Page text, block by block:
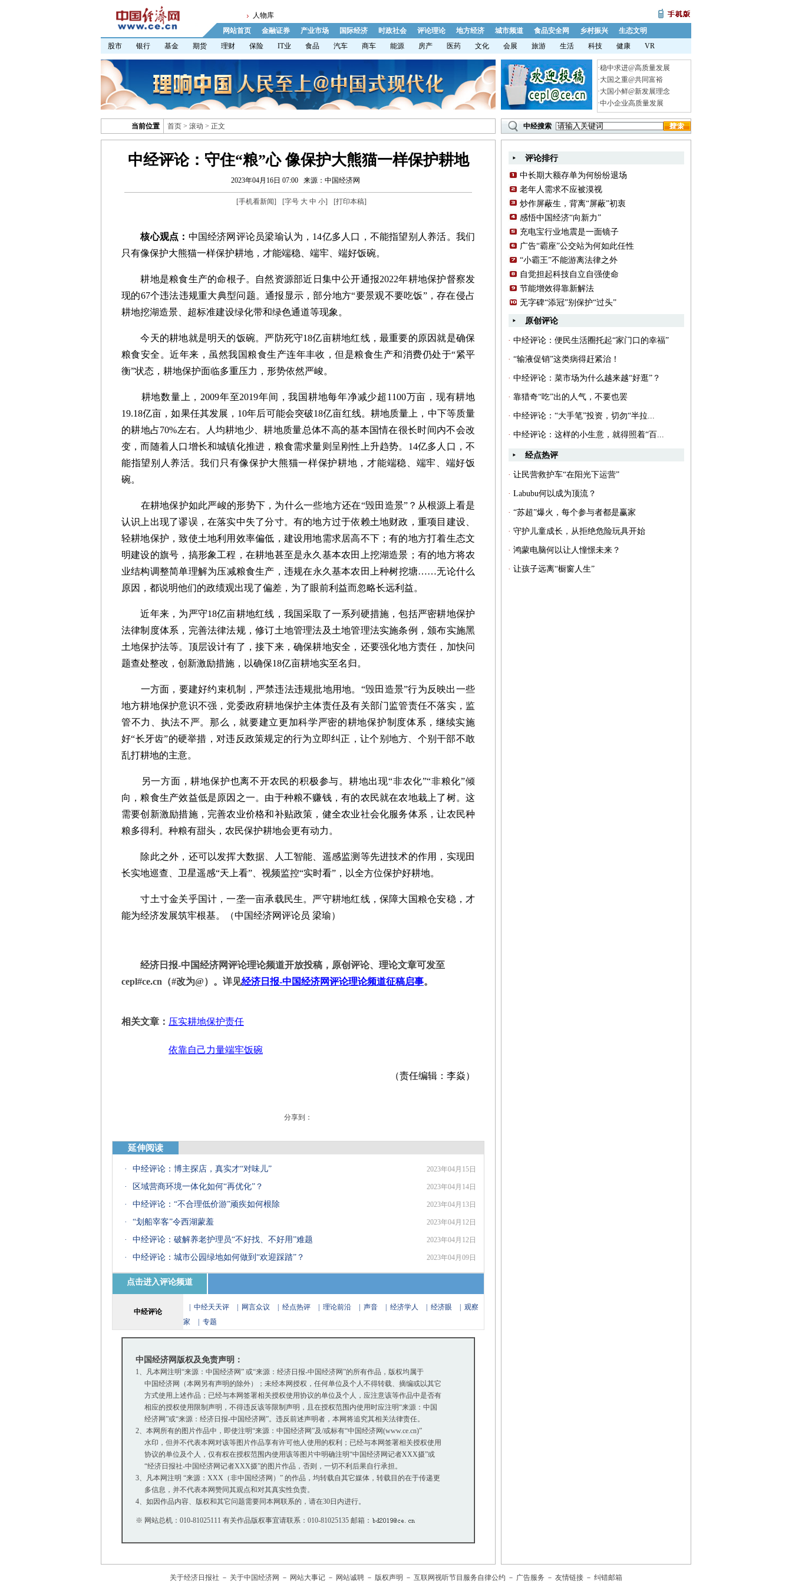
人物库
网站首页
金融证券 产业市场 国际经济 时政社会 评论理论 地方经济 城市频道 食品安全网 乡村振兴
生态文明
股市
银行 基金 期货 理财 保险 IT业 食品 汽车 商车 能源 房产 医药 文化 会展 旅游 生活 科技 健康 VR
·稳中求进@高质量发展
·大国之重@共同富裕
·大国小鲜@新发展理念
·中小企业高质量发展
当前位置 首页 > 滚动 > 正文 中经搜索
中经评论：守住“粮”心 像保护大熊猫一样保护耕地
2023年04月16日 07:00 来源：中国经济网
[手机看新闻] [字号 大 中 小] [打印本稿]
核心观点： 中国经济网评论员梁瑜认为，14亿多人口，不能指望别人养活。我们
只有像保护大熊猫一样保护耕地，才能端稳、端牢、端好饭碗。
耕地是粮食生产的命根子。自然资源部近日集中公开通报2022年耕地保护督察发
现的67个违法违规重大典型问题。通报显示，部分地方“要景观不要吃饭”，存在侵占
耕地挖湖造景、超标准建设绿化带和绿色通道等现象。
今天的耕地就是明天的饭碗。严防死守18亿亩耕地红线，最重要的原因就是确保
粮食安全。近年来，虽然我国粮食生产连年丰收，但是粮食生产和消费仍处于“紧平
衡”状态，耕地保护面临多重压力，形势依然严峻。
耕地数量上，2009年至2019年间，我国耕地每年净减少超1100万亩，现有耕地
19.18亿亩，如果任其发展，10年后可能会突破18亿亩红线。耕地质量上，中下等质量
的耕地占70%左右。人均耕地少、耕地质量总体不高的基本国情在很长时间内不会改
变，而随着人口增长和城镇化推进，粮食需求量则呈刚性上升趋势。14亿多人口，不
能指望别人养活。我们只有像保护大熊猫一样保护耕地，才能端稳、端牢、端好饭
碗。
在耕地保护如此严峻的形势下，为什么一些地方还在“毁田造景”？从根源上看是
认识上出现了谬误，在落实中失了分寸。有的地方过于依赖土地财政，重项目建设、
轻耕地保护，致使土地利用效率偏低，建设用地需求居高不下；有的地方打着生态文
明建设的旗号，搞形象工程，在耕地甚至是永久基本农田上挖湖造景；有的地方将农
业结构调整简单理解为压减粮食生产，违规在永久基本农田上种树挖塘……无论什么
原因，都说明他们的政绩观出现了偏差，为了眼前利益而忽略长远利益。
近年来，为严守18亿亩耕地红线，我国采取了一系列硬措施，包括严密耕地保护
法律制度体系，完善法律法规，修订土地管理法及土地管理法实施条例，颁布实施黑
土地保护法等。顶层设计有了，接下来，确保耕地安全，还要强化地方责任，加快问
题查处整改，创新激励措施，以确保18亿亩耕地实至名归。
一方面，要建好约束机制，严禁违法违规批地用地。“毁田造景”行为反映出一些
地方耕地保护意识不强，党委政府耕地保护主体责任及有关部门监管责任不落实，监
管不力、执法不严。那么，就要建立更加科学严密的耕地保护制度体系，继续实施
好“长牙齿”的硬举措，对违反政策规定的行为立即纠正，让个别地方、个别干部不敢
乱打耕地的主意。
另一方面，耕地保护也离不开农民的积极参与。耕地出现“非农化”“非粮化”倾
向，粮食生产效益低是原因之一。由于种粮不赚钱，有的农民就在农地栽上了树。这
需要创新激励措施，完善农业价格和补贴政策，健全农业社会化服务体系，让农民种
粮多得利。种粮有甜头，农民保护耕地会更有动力。
除此之外，还可以发挥大数据、人工智能、遥感监测等先进技术的作用，实现田
长实地巡查、卫星遥感“天上看”、视频监控“实时看”，以全方位保护好耕地。
寸土寸金关乎国计，一垄一亩承载民生。严守耕地红线，保障大国粮仓安稳，才
能为经济发展筑牢根基。（中国经济网评论员 梁瑜）
经济日报-中国经济网评论理论频道开放投稿，原创评论、理论文章可发至
cepl#ce.cn（#改为@）。详见经济日报-中国经济网评论理论频道征稿启事。
相关文章： 压实耕地保护责任
依靠自己力量端牢饭碗
（责任编辑：李焱）
分享到：
延伸阅读
· 中经评论：博主探店，真实才“对味儿” 2023年04月15日
· 区域营商环境一体化如何“再优化”？ 2023年04月14日
· 中经评论：“不合理低价游”顽疾如何根除 2023年04月13日
· “划船宰客”令西湖蒙羞 2023年04月12日
· 中经评论：破解养老护理员“不好找、不好用”难题 2023年04月12日
· 中经评论：城市公园绿地如何做到“欢迎踩踏”？ 2023年04月09日
点击进入评论频道
中经评论
中经天天评 网言众议 经点热评 理论前沿 声音 经济学人 经济眼
观察
家
专题
中国经济网版权及免责声明：
1、凡本网注明“来源：中国经济网” 或“来源：经济日报-中国经济网”的所有作品，版权均属于
中国经济网（本网另有声明的除外）；未经本网授权，任何单位及个人不得转载、摘编或以其它
方式使用上述作品；已经与本网签署相关授权使用协议的单位及个人，应注意该等作品中是否有
相应的授权使用限制声明，不得违反该等限制声明，且在授权范围内使用时应注明“来源：中国
经济网”或“来源：经济日报-中国经济网”。违反前述声明者，本网将追究其相关法律责任。
2、本网所有的图片作品中，即使注明“来源：中国经济网”及/或标有“中国经济网(www.ce.cn)”
水印，但并不代表本网对该等图片作品享有许可他人使用的权利；已经与本网签署相关授权使用
协议的单位及个人，仅有权在授权范围内使用该等图片中明确注明“中国经济网记者XXX摄”或
“经济日报社-中国经济网记者XXX摄”的图片作品，否则，一切不利后果自行承担。
3、凡本网注明 “来源：XXX（非中国经济网）” 的作品，均转载自其它媒体，转载目的在于传递更
多信息，并不代表本网赞同其观点和对其真实性负责。
4、如因作品内容、版权和其它问题需要同本网联系的，请在30日内进行。
※ 网站总机：010-81025111 有关作品版权事宜请联系：010-81025135 邮箱：
评论排行
中长期大额存单为何纷纷退场
老年人需求不应被漠视
炒作屏蔽生，背离“屏蔽”初衷
感悟中国经济“向新力”
充电宝行业地震是一面镜子
广告“霸座”公交站为何如此任性
“小霸王”不能游离法律之外
自觉担起科技自立自强使命
节能增效得靠新解法
无字碑“添冠”别保护“过头”
原创评论
· 中经评论：便民生活圈托起“家门口的幸福”
· “输液促销”这类病得赶紧治！
· 中经评论：菜市场为什么越来越“好逛”？
· 靠猎奇“吃”出的人气，不要也罢
· 中经评论：“大手笔”投资，切勿“半拉...
· 中经评论：这样的小生意，就得照着“百...
经点热评
· 让民营救护车“在阳光下运营”
· Labubu何以成为顶流？
· “苏超”爆火，每个参与者都是赢家
· 守护儿童成长，从拒绝危险玩具开始
· 鸿蒙电脑何以让人憧憬未来？
· 让孩子远离“橱窗人生”
关于经济日报社 － 关于中国经济网 － 网站大事记 － 网站诚聘 － 版权声明 － 互联网视听节目服务自律公约 － 广告服务 － 友情链接 － 纠错邮箱